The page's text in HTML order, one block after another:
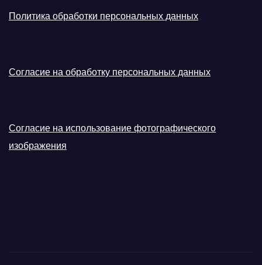
Политика обработки персональных данных
Согласие на обработку персональных данных
Согласие на использование фотографического
изображения